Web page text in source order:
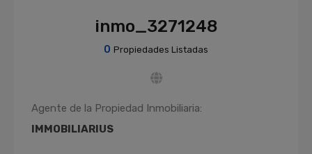
inmo_3271248
0 Propiedades Listadas
Agente de la Propiedad Inmobiliaria:
IMMOBILIARIUS